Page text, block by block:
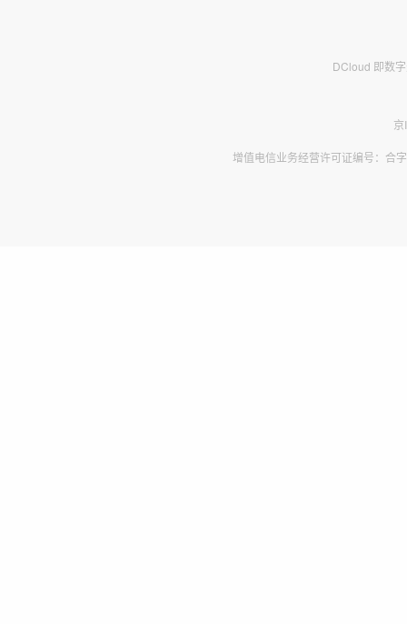
DCloud 即数
增值电信业务经营许可证编号：合